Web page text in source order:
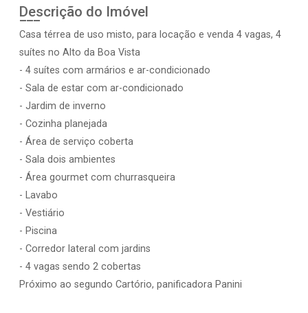
Descrição do Imóvel
Casa térrea de uso misto, para locação e venda 4 vagas, 4
suítes no Alto da Boa Vista
- 4 suítes com armários e ar-condicionado
- Sala de estar com ar-condicionado
- Jardim de inverno
- Cozinha planejada
- Área de serviço coberta
- Sala dois ambientes
- Área gourmet com churrasqueira
- Lavabo
- Vestiário
- Piscina
- Corredor lateral com jardins
- 4 vagas sendo 2 cobertas
Próximo ao segundo Cartório, panificadora Panini